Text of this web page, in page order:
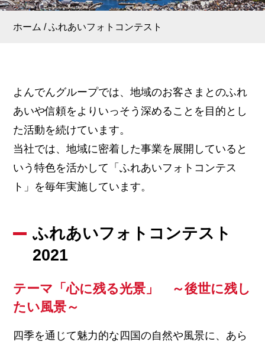
ホーム ふれあいフォトコンテスト
よんでんグループでは、地域のお客さまとのふれ
あいや信頼をよりいっそう深めることを目的とし
た活動を続けています。
当社では、地域に密着した事業を展開していると
いう特色を活かして「ふれあいフォトコンテス
ト」を毎年実施しています。
ふれあいフォトコンテスト
2021
テーマ「心に残る光景」 ～後世に残し
たい風景～
四季を通じて魅力的な四国の自然や風景に、あら